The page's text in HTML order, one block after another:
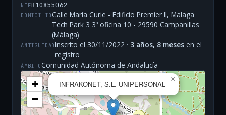
NIFB10855062
DOMICILIOCalle Maria Curie - Edificio Premier II, Malaga
Tech Park 3 3º oficina 10 - 29590 Campanillas
(Málaga)
ANTIGÜEDADInscrito el 30/11/2022 · 3 años, 8 meses en el
registro
ÁMBITOComunidad Autónoma de Andalucía
INFRAKONET, S.L. UNIPERSONAL
×
+
−